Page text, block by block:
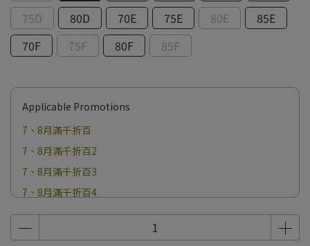
75D
80D 70E 75E 80E
85E
70F
75F 80F 85F
Applicable Promotions
7、8月滿千折百
7、8月滿千折百2
7、8月滿千折百3
7、8月滿千折百4
7、8月滿千折百5